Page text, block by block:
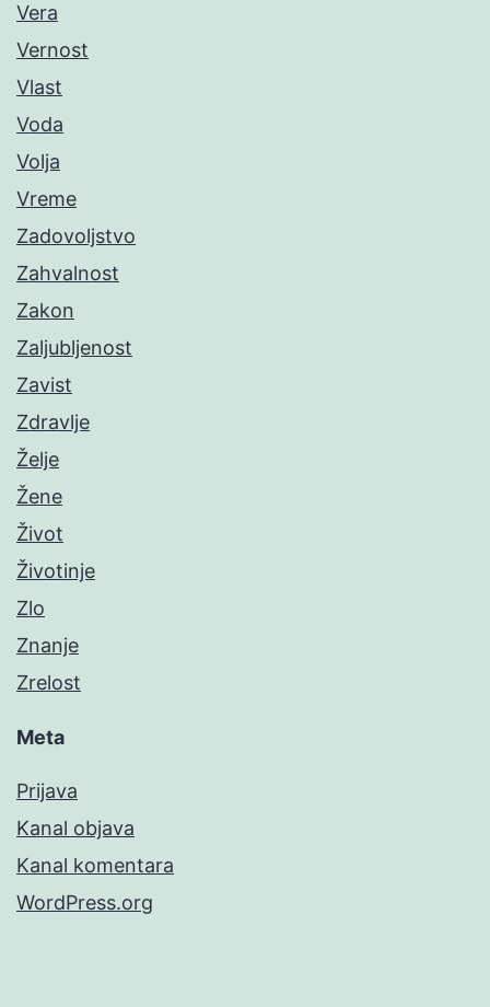
Vera
Vernost
Vlast
Voda
Volja
Vreme
Zadovoljstvo
Zahvalnost
Zakon
Zaljubljenost
Zavist
Zdravlje
Želje
Žene
Život
Životinje
Zlo
Znanje
Zrelost
Meta
Prijava
Kanal objava
Kanal komentara
WordPress.org